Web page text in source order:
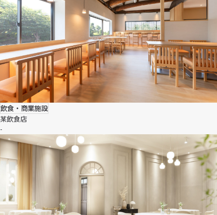
飲食・商業施設
某飲食店
-